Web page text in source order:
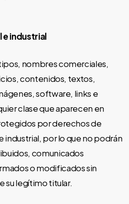
industrial
nombres comerciales,
contenidos, textos,
software, links e
clase que aparecen en
por derechos de
por lo que no podrán
comunicados
o modificados sin
su legítimo titular.